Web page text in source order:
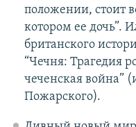
положении, стоит
котором ее дочь”.
британского
“Чечня: Трагедия
чеченская война”
Пожарского).